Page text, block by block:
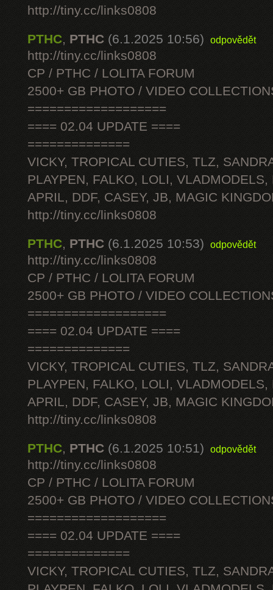
http://tiny.cc/links0808
PTHC, PTHC (6.1.2025 10:56) odpovědět
http://tiny.cc/links0808
CP / PTHC / LOLITA FORUM
2500+ GB PHOTO / VIDEO
===================
==== 02.04 UPDATE ====
==============
VICKY, TROPICAL CUTIES, TLZ,
PLAYPEN, FALKO, LOLI, VLADMODELS,
APRIL, DDF, CASEY, JB, MAGIC
http://tiny.cc/links0808
PTHC, PTHC (6.1.2025 10:53) odpovědět
http://tiny.cc/links0808
CP / PTHC / LOLITA FORUM
2500+ GB PHOTO / VIDEO
===================
==== 02.04 UPDATE ====
==============
VICKY, TROPICAL CUTIES, TLZ,
PLAYPEN, FALKO, LOLI, VLADMODELS,
APRIL, DDF, CASEY, JB, MAGIC
http://tiny.cc/links0808
PTHC, PTHC (6.1.2025 10:51) odpovědět
http://tiny.cc/links0808
CP / PTHC / LOLITA FORUM
2500+ GB PHOTO / VIDEO
===================
==== 02.04 UPDATE ====
==============
VICKY, TROPICAL CUTIES, TLZ,